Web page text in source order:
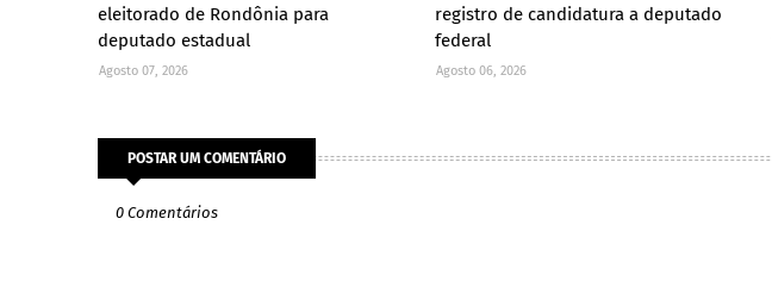
eleitorado de Rondônia para
deputado estadual
Agosto 07, 2026
registro de candidatura a deputado
federal
Agosto 06, 2026
POSTAR UM COMENTÁRIO
0 Comentários